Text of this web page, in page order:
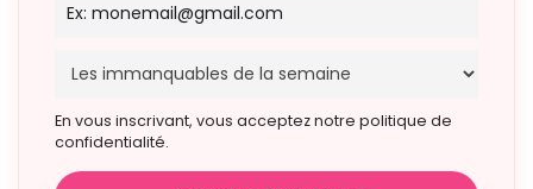
En vous inscrivant, vous acceptez notre politique de
confidentialité.